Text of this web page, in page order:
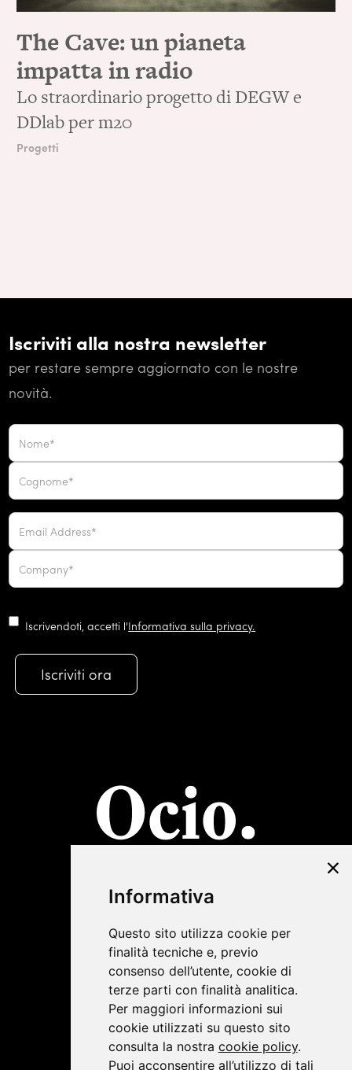
Informativa
Questo sito utilizza cookie per
finalità tecniche e, previo
consenso dell’utente, cookie di
terze parti con finalità analitica.
Per maggiori informazioni sui
cookie utilizzati su questo sito
consulta la nostra cookie policy.
Puoi acconsentire all’utilizzo di tali
The Cave: un pianeta
impatta in radio
Lo straordinario progetto di DEGW e
DDlab per m20
Progetti
Iscriviti alla nostra newsletter
per restare sempre aggiornato con le nostre
novità.
Iscrivendoti, accetti l'Informativa sulla privacy.
Privacy Policy | Cookie Policy